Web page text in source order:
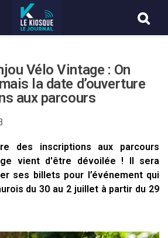
Vélo Vintage : On
la date d’ouverture
aux parcours
des inscriptions aux parcours
vient d'être dévoilée ! Il sera
ses billets pour l’événement qui
du 30 au 2 juillet à partir du 29